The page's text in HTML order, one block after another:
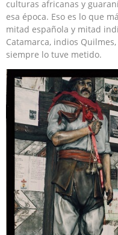
culturas africanas y
esa época. Eso es lo que
mitad española y mitad
Catamarca, indios
siempre lo tuve metido.